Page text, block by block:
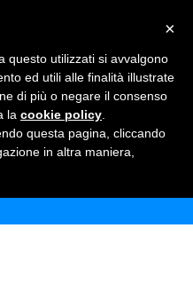
37 ANNI
×
questo utilizzati si avvalgono
ed utili alle finalità illustrate
di più o negare il consenso
la cookie policy
questa pagina, cliccando
in altra maniera,